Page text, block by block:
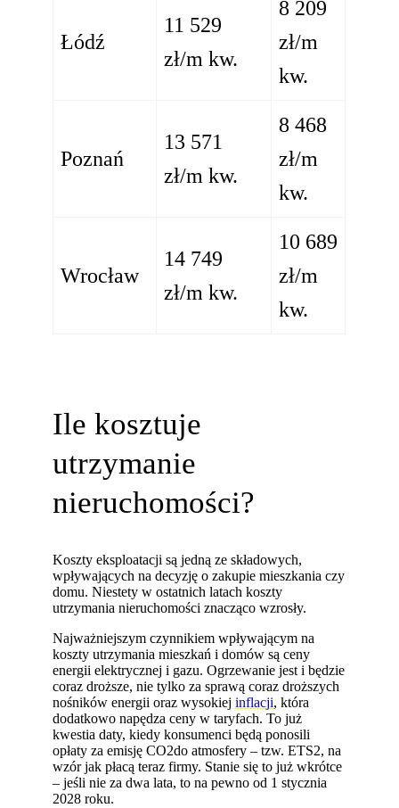
Łódź
11 529
zł/m kw.
8 209
zł/m
kw.
Poznań
13 571
zł/m kw.
8 468
zł/m
kw.
Wrocław
14 749
zł/m kw.
10 689
zł/m
kw.
Ile kosztuje
utrzymanie
nieruchomości?
Koszty eksploatacji są jedną ze składowych,
wpływających na decyzję o zakupie mieszkania czy
domu. Niestety w ostatnich latach koszty
utrzymania nieruchomości znacząco wzrosły.
Najważniejszym czynnikiem wpływającym na
koszty utrzymania mieszkań i domów są ceny
energii elektrycznej i gazu. Ogrzewanie jest i będzie
coraz droższe, nie tylko za sprawą coraz droższych
nośników energii oraz wysokiejinflacji, która
dodatkowo napędza ceny w taryfach. To już
kwestia daty, kiedy konsumenci będą ponosili
opłaty za emisję CO2do atmosfery – tzw. ETS2, na
wzór jak płacą teraz firmy. Stanie się to już wkrótce
– jeśli nie za dwa lata, to na pewno od 1 stycznia
2028 roku.